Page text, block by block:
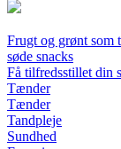
Frugt og grønt som
søde snacks
Få tilfredsstillet din
Tænder
Tænder
Tandpleje
Sundhed